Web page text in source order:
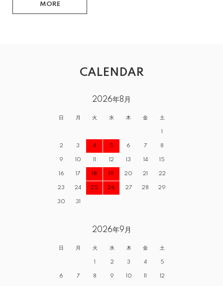
MORE
CALENDAR
2026年8月
日 月 火 水 木 金 土
1
2 3 4 5 6 7 8
9 10 11 12 13 14 15
16 17 18 19 20 21 22
23 24 25 26 27 28 29
30 31
2026年9月
日 月 火 水 木 金 土
1 2 3 4 5
6 7 8 9 10 11 12